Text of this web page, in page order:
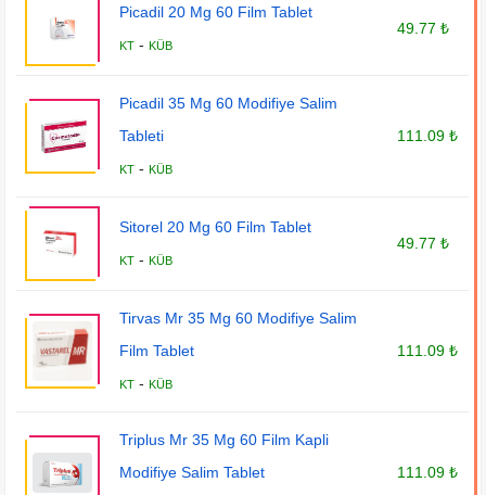
Picadil 20 Mg 60 Film Tablet
KT -KÜB
49.77 ₺
Picadil 35 Mg 60 Modifiye Salim
Tableti
KT -KÜB
111.09 ₺
Sitorel 20 Mg 60 Film Tablet
KT -KÜB
49.77 ₺
Tirvas Mr 35 Mg 60 Modifiye Salim
Film Tablet
KT -KÜB
111.09 ₺
Triplus Mr 35 Mg 60 Film Kapli
Modifiye Salim Tablet
111.09 ₺